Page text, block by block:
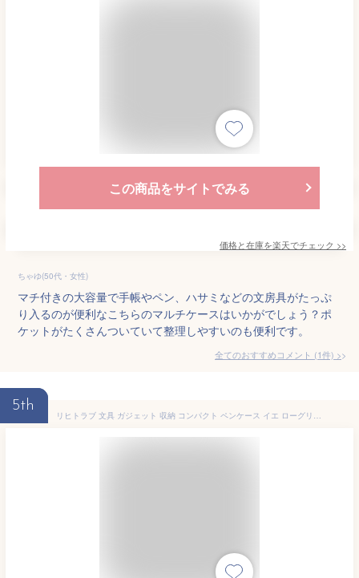
この商品をサイトでみる
価格と在庫を楽天でチェック >>
ちゃゆ(50代・女性)
マチ付きの大容量で手帳やペン、ハサミなどの文房具がたっぷ
り入るのが便利なこちらのマルチケースはいかがでしょう？ポ
ケットがたくさんついていて整理しやすいのも便利です。
全てのおすすめコメント (1件) >
5th
リヒトラブ 文具 ガジェット 収納 コンパクト ペンケース イエ ローグリーン A7687-6